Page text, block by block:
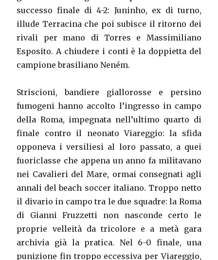
successo finale di 4-2: Juninho, ex di turno,
illude Terracina che poi subisce il ritorno dei
rivali per mano di Torres e Massimiliano
Esposito. A chiudere i conti è la doppietta del
campione brasiliano Neném.
Striscioni, bandiere giallorosse e persino
fumogeni hanno accolto l’ingresso in campo
della Roma, impegnata nell’ultimo quarto di
finale contro il neonato Viareggio: la sfida
opponeva i versiliesi al loro passato, a quei
fuoriclasse che appena un anno fa militavano
nei Cavalieri del Mare, ormai consegnati agli
annali del beach soccer italiano. Troppo netto
il divario in campo tra le due squadre: la Roma
di Gianni Fruzzetti non nasconde certo le
proprie velleità da tricolore e a metà gara
archivia già la pratica. Nel 6-0 finale, una
punizione fin troppo eccessiva per Viareggio,